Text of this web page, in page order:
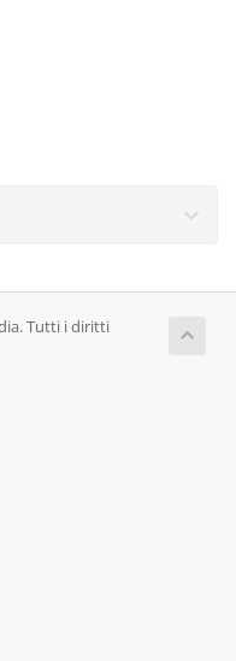
Tutti i diritti